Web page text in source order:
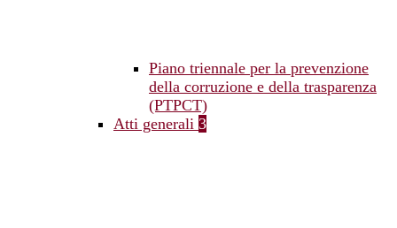
Piano triennale per la prevenzione
della corruzione e della trasparenza
(PTPCT)
Atti generali 3